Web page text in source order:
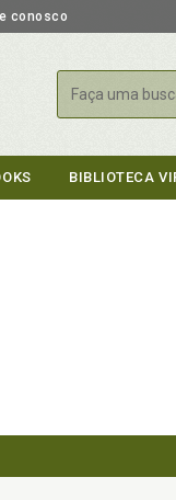
conosco
Buscar
BIBLIOTECA